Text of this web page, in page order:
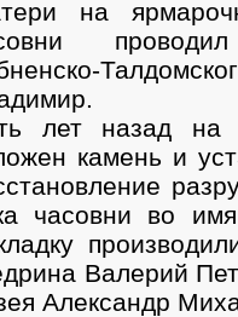
на
лет назад на
камень и
часовни во
Валерий
Александр